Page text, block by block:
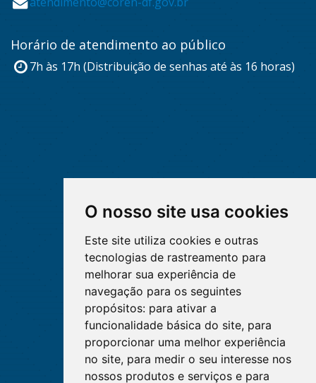
O nosso site usa cookies
Este site utiliza cookies e outras
tecnologias de rastreamento para
melhorar sua experiência de
navegação para os seguintes
propósitos: para ativar a
funcionalidade básica do site, para
proporcionar uma melhor experiência
no site, para medir o seu interesse nos
nossos produtos e serviços e para
Horário de atendimento ao público
7h às 17h (Distribuição de senhas até às 16 horas)